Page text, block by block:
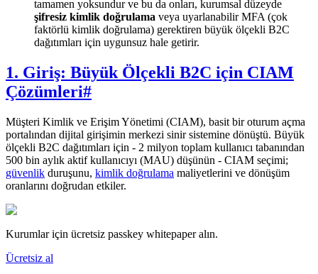
tamamen yoksundur ve bu da onları, kurumsal düzeyde
şifresiz kimlik doğrulama veya uyarlanabilir MFA (çok
faktörlü kimlik doğrulama) gerektiren büyük ölçekli B2C
dağıtımları için uygunsuz hale getirir.
1. Giriş: Büyük Ölçekli B2C için CIAM
Çözümleri#
Müşteri Kimlik ve Erişim Yönetimi (CIAM), basit bir oturum açma
portalından dijital girişimin merkezi sinir sistemine dönüştü. Büyük
ölçekli B2C dağıtımları için - 2 milyon toplam kullanıcı tabanından
500 bin aylık aktif kullanıcıyı (MAU) düşünün - CIAM seçimi;
güvenlik duruşunu, kimlik doğrulama maliyetlerini ve dönüşüm
oranlarını doğrudan etkiler.
Kurumlar için ücretsiz passkey whitepaper alın.
Ücretsiz al